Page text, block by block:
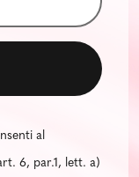
al
6, par.1, lett. a)